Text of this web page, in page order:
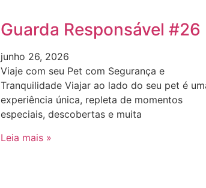
Guarda Responsável #26
junho 26, 2026
Viaje com seu Pet com Segurança e
Tranquilidade Viajar ao lado do seu pet é
experiência única, repleta de momentos
especiais, descobertas e muita
Leia mais »